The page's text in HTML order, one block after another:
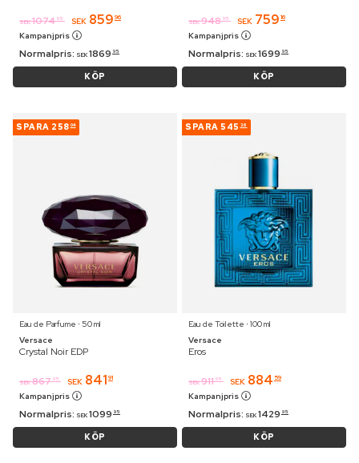
SEK 1074 95 SEK 859 96
Kampanjpris
Normalpris: SEK 1869 95
KÖP
SEK 948 95 SEK 759 16
Kampanjpris
Normalpris: SEK 1699 95
KÖP
SPARA 258 04
Eau de Parfume ⋅ 50 ml
Versace
Crystal Noir EDP
SEK 867 95 SEK 841 91
Kampanjpris
Normalpris: SEK 1099 95
KÖP
SPARA 545 36
Eau de Toilette ⋅ 100 ml
Versace
Eros
SEK 911 95 SEK 884 59
Kampanjpris
Normalpris: SEK 1429 95
KÖP